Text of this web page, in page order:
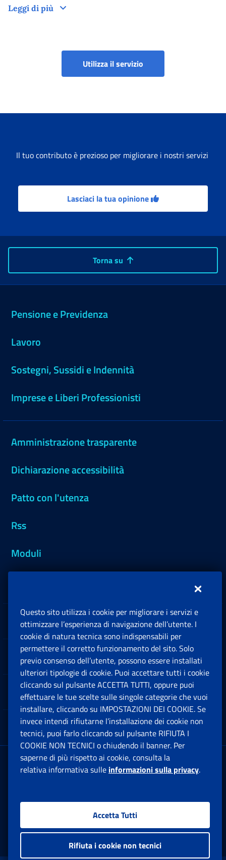
Leggi di più
Come funziona
Utilizza il servizio
Il tuo contributo è prezioso per migliorare i nostri servizi
Lasciaci la tua opinione
Torna su
Pensione e Previdenza
Lavoro
Sostegni, Sussidi e Indennità
Imprese e Liberi Professionisti
Amministrazione trasparente
Dichiarazione accessibilità
Patto con l'utenza
Rss
Moduli
Sedi e Contatti
Software
Note Legali
App mobile
Sede Legale : Via Ciro il Grande, 21
00144 Roma
Facebook: Apre una nuova finestra
Twitter: Apre una nuova finestra
Whatsapp: Apre una nuova
Youtube: Apre una
Instagram:
Questo sito utilizza i cookie per migliorare i servizi e
ottimizzare l’esperienza di navigazione dell’utente. I
cookie di natura tecnica sono indispensabili per
permettere il corretto funzionamento del sito. Solo
previo consenso dell’utente, possono essere installati
ulteriori tipologie di cookie. Puoi accettare tutti i cookie
cliccando sul pulsante ACCETTA TUTTI, oppure puoi
effettuare le tue scelte sulle singole categorie che vuoi
installare, cliccando su IMPOSTAZIONI DEI COOKIE. Se
invece intendi rifiutarne l’installazione dei cookie non
tecnici, puoi farlo cliccando sul pulsante RIFIUTA I
COOKIE NON TECNICI o chiudendo il banner. Per
saperne di più rispetto ai cookie, consulta la
relativa informativa sulle informazioni sulla privacy.
Accetta Tutti
Rifiuta i cookie non tecnici